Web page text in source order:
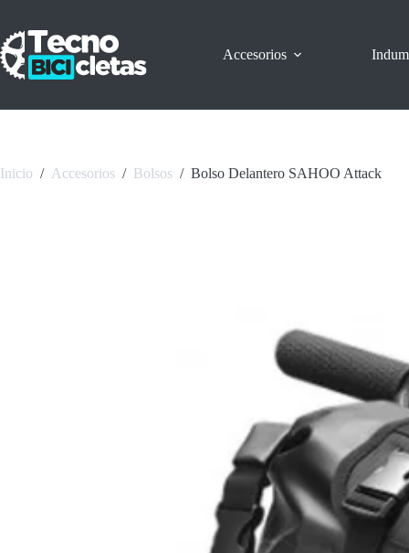
contenido
Accesorios
Inicio / Accesorios / Bolsos / Bolso Delantero SAHOO Attack